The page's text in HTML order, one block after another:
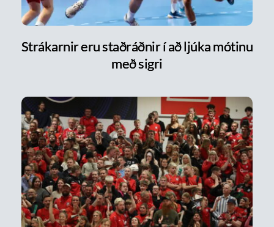
Strákarnir eru staðráðnir í að ljúka mótinu
með sigri